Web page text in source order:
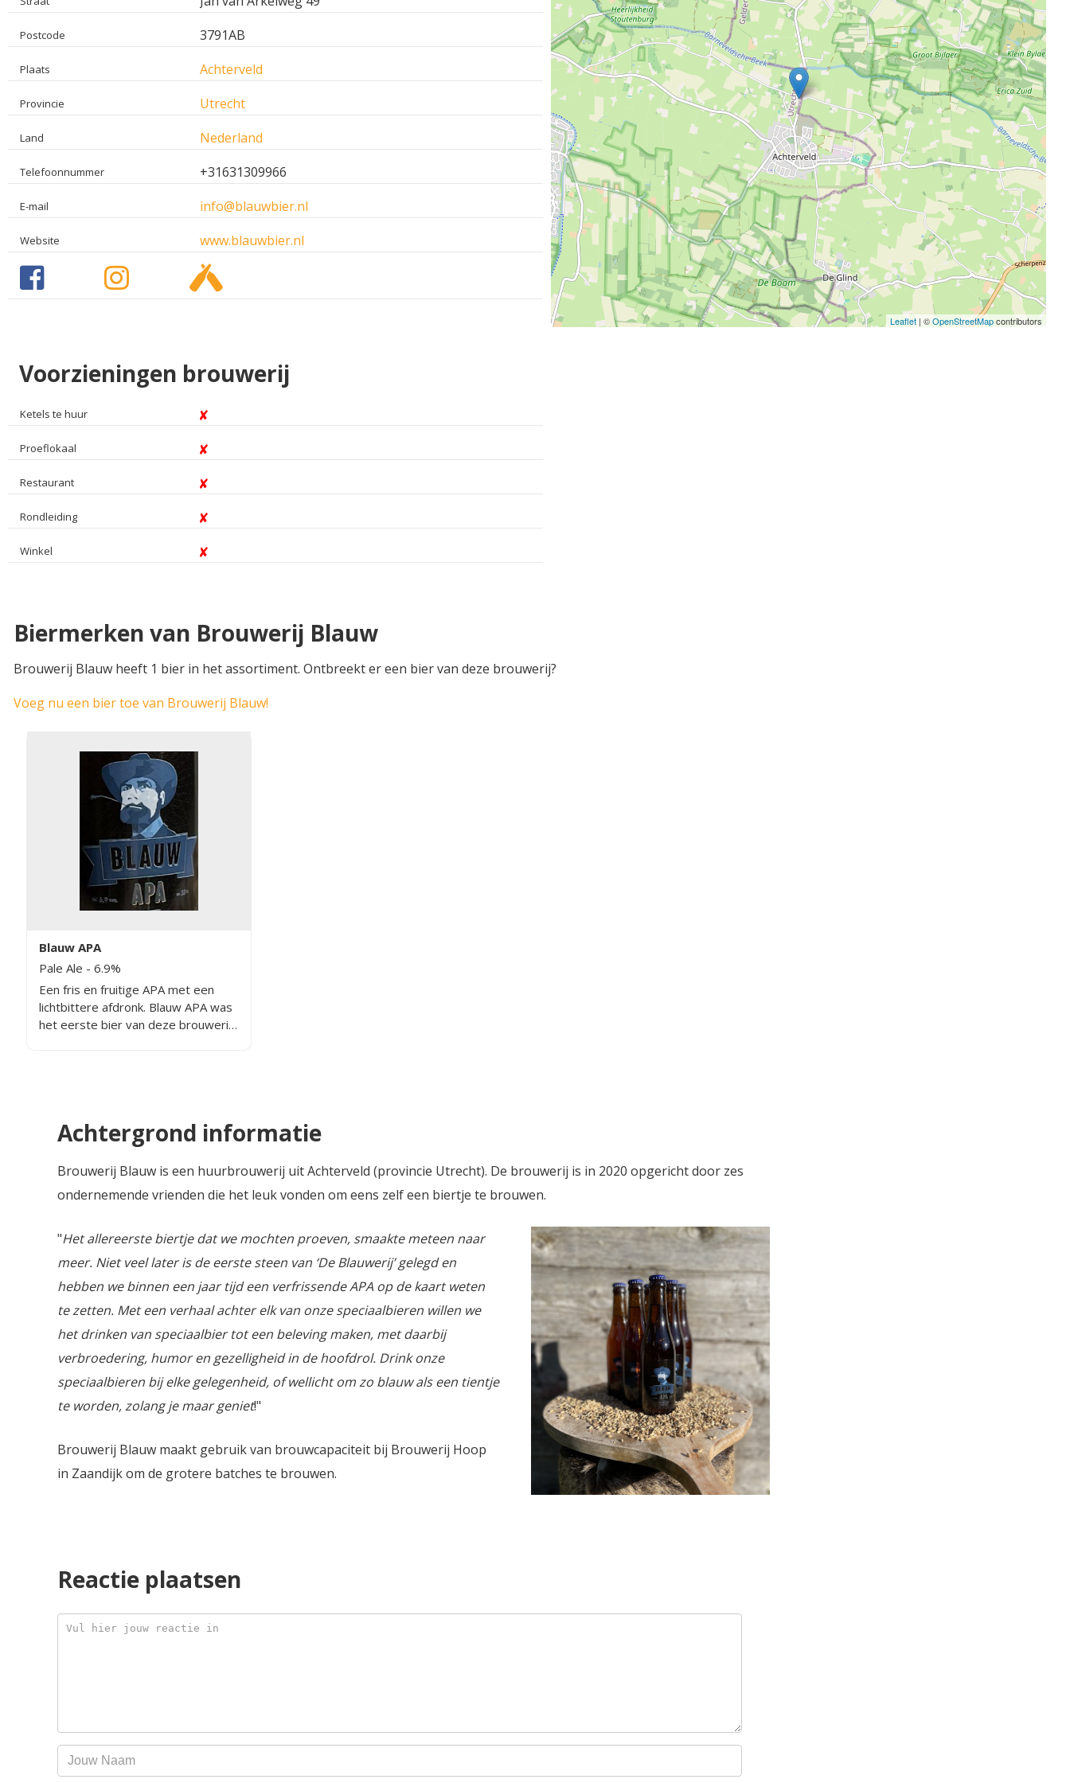
Postcode 3791AB
Plaats Achterveld
Provincie Utrecht
Land Nederland
Telefoonnummer +31631309966
E-mail info@blauwbier.nl
Website www.blauwbier.nl
Leaflet | ©OpenStreetMapcontributors
Voorzieningen brouwerij
Ketels te huur
Proeflokaal
Restaurant
Rondleiding
Winkel
Biermerken van Brouwerij Blauw
Brouwerij Blauw heeft 1 bier in het assortiment. Ontbreekt er een bier van deze brouwerij?
Voeg nu een bier toe van Brouwerij Blauw!
Blauw APA
Pale Ale - 6.9%
Een fris en fruitige APA met een
lichtbittere afdronk. Blauw APA was
het eerste bier van deze brouwerij
Achtergrond informatie
Brouwerij Blauw is een huurbrouwerij uit Achterveld (provincie Utrecht). De brouwerij is in 2020 opgericht door zes
ondernemende vrienden die het leuk vonden om eens zelf een biertje te brouwen.
"Het allereerste biertje dat we mochten proeven, smaakte meteen naar
meer. Niet veel later is de eerste steen van ‘De Blauwerij’ gelegd en
hebben we binnen een jaar tijd een verfrissende APA op de kaart weten
te zetten. Met een verhaal achter elk van onze speciaalbieren willen we
het drinken van speciaalbier tot een beleving maken, met daarbij
verbroedering, humor en gezelligheid in de hoofdrol. Drink onze
speciaalbieren bij elke gelegenheid, of wellicht om zo blauw als een tientje
te worden, zolang je maar geniet!"
Brouwerij Blauw maakt gebruik van brouwcapaciteit bij Brouwerij Hoop
in Zaandijk om de grotere batches te brouwen.
Reactie plaatsen